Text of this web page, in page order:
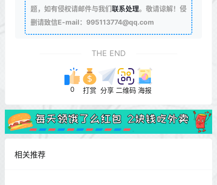
题，如有侵权请邮件与我们联系处理。敬请谅解！侵
删请致信E-mail：995113774@qq.com
THE END
0 打赏 分享 二维码 海报
相关推荐